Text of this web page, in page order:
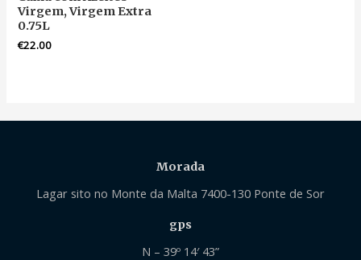
Virgem, Virgem Extra
0.75L
€22.00
Morada
Lagar sito no Monte da Malta 7400-130 Ponte de Sor
gps
N – 39º 14′ 43”